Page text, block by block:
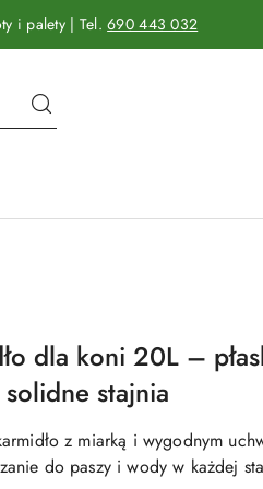
i palety | Tel.690 443 032
dla koni 20L –
stajnia
z miarką i wygodnym
do paszy i wody w każdej